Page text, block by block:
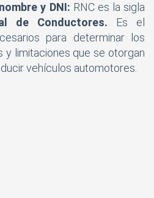
y DNI: RNC es la sigla
de Conductores. Es el
para determinar los
y limitaciones que se otorgan
vehículos automotores.